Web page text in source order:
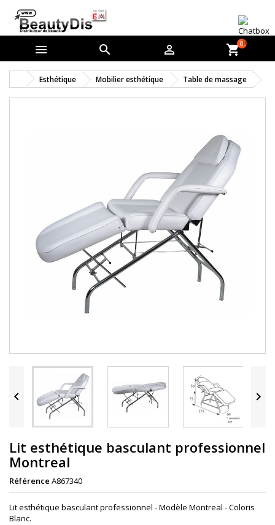
   shopping_cart0
Esthétique Mobilier esthétique Table de massage
 
Lit esthétique basculant professionnel
Montreal
Référence A867340
Lit esthétique basculant professionnel - Modèle Montreal - Coloris
Blanc.